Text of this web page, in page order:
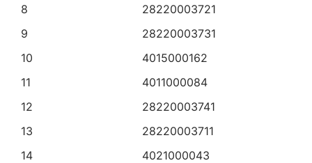
8
28220003721
9
28220003731
10
4015000162
11
4011000084
12
28220003741
13
28220003711
14
4021000043